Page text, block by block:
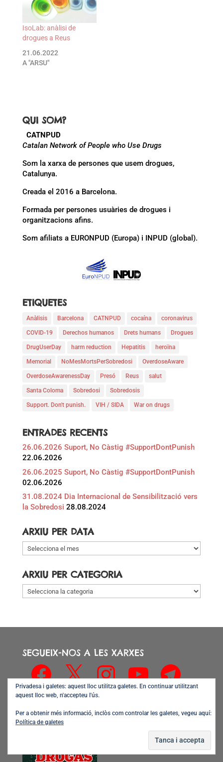
IsoLab: anàlisi de
drogues a Reus
21.06.2022
A "ARSU"
QUI SOM?
CATNPUD
Catalan Network of People who Use Drugs
Som la xarxa de persones que usem drogues,
Catalunya.
Creada el 2016 a Barcelona.
Formada per persones usuàries de drogues i
organitzacions afins.
Som afiliats a EURONPUD (Europa) i INPUD (global).
ETIQUETES
Anàlisis Barcelona CATNPUD cocaína coronavirus
COVID-19 Derechos humanos Drets humans Drogues
DrugUserDay harm reduction Hepatitis heroïna
Memorial NoMesMortsPerSobredosi OverdoseAware
OverdoseAwarenessDay Presó Reus salut
Santa Coloma Sobredosi Sobredosis
Support. Don't punish. VIH / SIDA War on drugs
ENTRADES RECENTS
26.06.2026 Suport, No Càstig #SupportDontPunish
22.06.2026
26.06.2025 Suport, No Càstig #SupportDontPunish
02.06.2026
31.08.2024 Dia Internacional de Sensibilització vers
la Sobredosi 28.08.2024
ARXIU PER DATA
Arxiu
per
ARXIU PER CATEGORIA
Arxiu
per
SEGUEIX-NOS A LES XARXES
Facebook Instagram Telegram
Privadesa i galetes: aquest lloc utilitza galetes. En continuar utilitzant
aquest lloc web, n'accepteu l'ús.
Per a obtenir més informació, inclòs com controlar les galetes, vegeu aquí:
Política de galetes